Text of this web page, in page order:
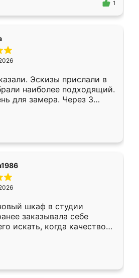
эскизу самый
1
Эскизы прислали в
наиболее подходящий.
для замера. Через 3
уже готова. Остались
Спасибо Ренессанс
работу!
шкаф в студии
заказывала себе
искать, когда качеством
Служит кухня уже почти
нет.